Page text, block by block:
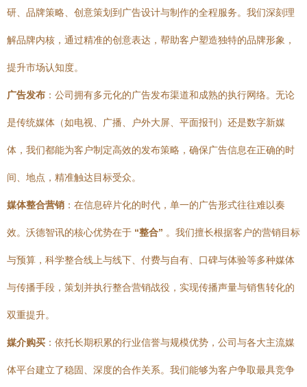
研、品牌策略、创意策划到广告设计与制作的全程服务。我们深刻理
解品牌内核，通过精准的创意表达，帮助客户塑造独特的品牌形象，
提升市场认知度。
广告发布 ：公司拥有多元化的广告发布渠道和成熟的执行网络。无论
是传统媒体（如电视、广播、户外大屏、平面报刊）还是数字新媒
体，我们都能为客户制定高效的发布策略，确保广告信息在正确的时
间、地点，精准触达目标受众。
媒体整合营销 ：在信息碎片化的时代，单一的广告形式往往难以奏
效。沃德智讯的核心优势在于 “整合” 。我们擅长根据客户的营销目标
与预算，科学整合线上与线下、付费与自有、口碑与体验等多种媒体
与传播手段，策划并执行整合营销战役，实现传播声量与销售转化的
双重提升。
媒介购买 ：依托长期积累的行业信誉与规模优势，公司与各大主流媒
体平台建立了稳固、深度的合作关系。我们能够为客户争取最具竞争